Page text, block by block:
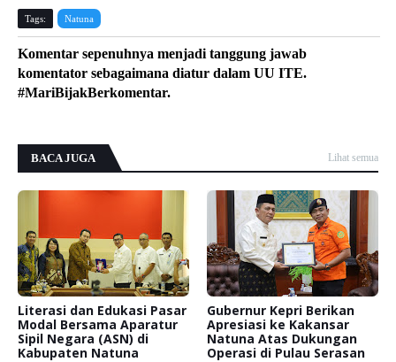
Tags: Natuna
Komentar sepenuhnya menjadi tanggung jawab
komentator sebagaimana diatur dalam UU ITE.
#MariBijakBerkomentar.
BACA JUGA Lihat semua
Literasi dan Edukasi Pasar
Modal Bersama Aparatur
Sipil Negara (ASN) di
Kabupaten Natuna
Gubernur Kepri Berikan
Apresiasi ke Kakansar
Natuna Atas Dukungan
Operasi di Pulau Serasan